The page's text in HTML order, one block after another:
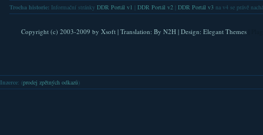
Trocha historie: Informační stránky DDR Portál v1 DDR Portál v2| DDR Portál v3na v4 se právě
Copyright (c) 2003-2009 by Xsoft| Translation: By N2H| Design: Elegant Themes
Inzerce: (prodej zpětných odkazů )